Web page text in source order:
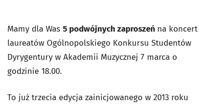
Mamy dla Was 5 podwójnych zaproszeń na koncert
laureatów Ogólnopolskiego Konkursu Studentów
Dyrygentury w Akademii Muzycznej 7 marca o
godzinie 18.00.
To już trzecia edycja zainicjowanego w 2013 roku